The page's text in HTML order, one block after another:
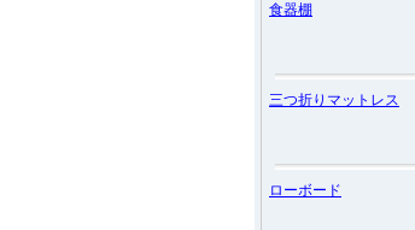
食器棚
三つ折りマットレス
ローボード